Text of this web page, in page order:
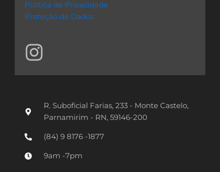
Política de Privacidade
Proteção de Dados
I
n
s
g
R. Suboficial Farias, 233 - Monte Castelo,
Parnamirim - RN, 59146-200
(84) 9 8176 -1877
9am -7pm